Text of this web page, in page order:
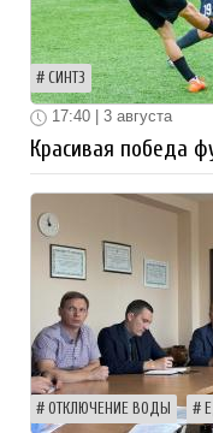
СИНТЗ
17:40 | 3 августа
Красивая победа
ОТКЛЮЧЕНИЕ ВОДЫ